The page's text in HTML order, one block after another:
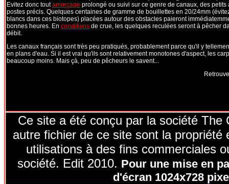
Evitez donc toutamorçage prolongé ou suivi sur ce genre de canaux, des
postes précis. Quelques centaines de gramme de bouillettes en 20/24mm
blancs dans ces biotopes) placées autour des obstacles paieront
bonnes heures. En conditions de crue, les quelques reculées seront à pêcher
débit.
Les canaux français sont très peu pratiqués, probablement parce qu'il y
en plans d'eau. Si il est vrai qu'ils sont relativement monotones d'aspect, les
beaucoup moins. Mais çà, peu de pêcheurs le savent...
Ce site a été conçu par la société
autre fichier de ce site sont la
utilisations à des fins commerciales
société. Edit 2010. Pour une mise en
d'écran 1024x728